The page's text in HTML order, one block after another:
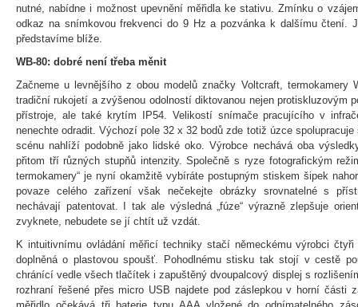
nutné, nabídne i možnost upevnění měřidla ke stativu. Zmínku o
odkaz na snímkovou frekvenci do 9 Hz a pozvánka k dalšímu čtení.
představíme blíže.
WB-80: dobré není třeba měnit
Začneme u levnějšího z obou modelů značky Voltcraft, termokamery
tradiční rukojetí a zvýšenou odolností diktovanou nejen protiskluzovým
přístroje, ale také krytím IP54. Velikostí snímače pracujícího v
nenechte odradit. Výchozí pole 32 x 32 bodů zde totiž úzce
scénu nahlíží podobně jako lidské oko. Výrobce nechává oba
přitom tří různých stupňů intenzity. Společně s ryze fotografickým
termokamery“ je nyní okamžitě vybíráte postupným stiskem šipek
povaze celého zařízení však nečekejte obrázky srovnatelné s
nechávají patentovat. I tak ale výsledná „fúze“ výrazně zlepšuje
zvyknete, nebudete se jí chtít už vzdát.
K intuitivnímu ovládání měřicí techniky stačí německému výrobci
doplněná o plastovou spoušť. Pohodlnému stisku tak stojí v cestě
chránící vedle všech tlačítek i zapuštěný dvoupalcový displej s
rozhraní řešené přes micro USB najdete pod záslepkou v horní části